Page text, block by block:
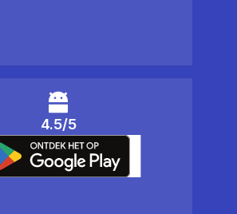
4.5/5